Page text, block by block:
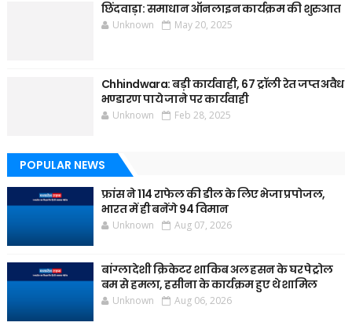
छिंदवाड़ा: समाधान ऑनलाइन कार्यक्रम की शुरुआत
Unknown May 20, 2025
Chhindwara: बड़ी कार्यवाही, 67 ट्रॉली रेत जप्त अवैध
भण्डारण पाये जाने पर कार्यवाही
Unknown Feb 28, 2025
POPULAR NEWS
फ्रांस ने 114 राफेल की डील के लिए भेजा प्रपोजल,
भारत में ही बनेंगे 94 विमान
Unknown Aug 07, 2026
बांग्लादेशी क्रिकेटर शाकिब अल हसन के घर पेट्रोल
बम से हमला, हसीना के कार्यक्रम हुए थे शामिल
Unknown Aug 06, 2026